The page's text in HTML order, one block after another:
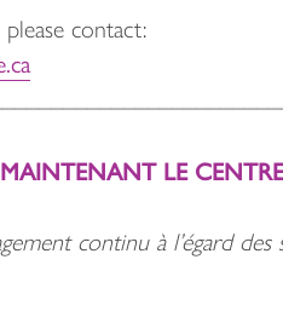
contact:
MAINTENANT LE CENTRE
continu à l’égard des